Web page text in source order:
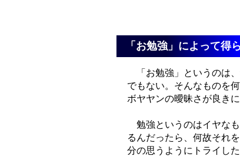
「お勉強」によって得
「お勉強」というのは
でもない。そんなものを
ボヤヤンの曖昧さが良き
勉強というのはイヤな
るんだったら、何故それ
分の思うようにトライし